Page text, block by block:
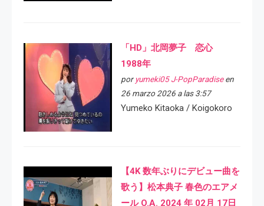
「HD」北岡夢子 恋心
1988年
por yumeki05 J-PopParadiseen
26 marzo 2026 a las 3:57
Yumeko Kitaoka / Koigokoro
【4K 数年ぶりにデビュー曲を
歌う】松本典子 春色のエアメ
ール O.A. 2024 年 02月 17日